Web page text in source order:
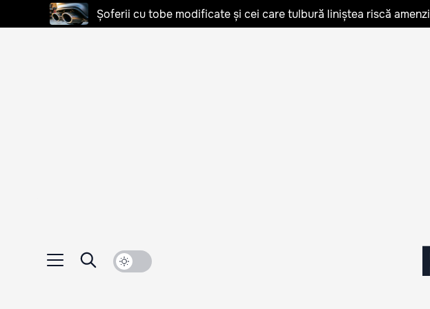
Șoferii cu tobe modificate și cei care tulbură liniștea riscă amenzi